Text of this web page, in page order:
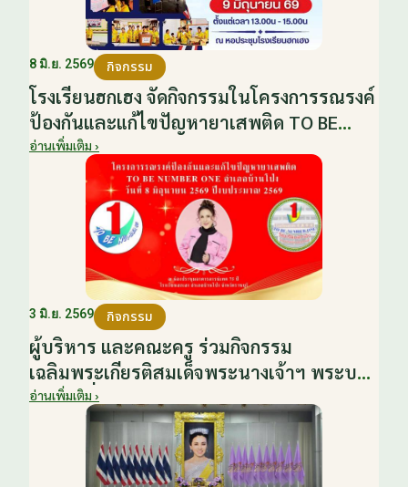
8 มิ.ย. 2569 กิจกรรม
โรงเรียนฮกเฮง จัดกิจกรรมในโครงการรณรงค์
ป้องกันและแก้ไขปัญหายาเสพติด TO BE
NUMBER ONE อำเภอบ้านโป่ง ปีงบประมาณ
2569 ให้กับนักเรียนแกนนำ ในวันที่ 8
มิถุนายน 2569
อ่านเพิ่มเติม ›
3 มิ.ย. 2569 กิจกรรม
ผู้บริหาร และคณะครู ร่วมกิจกรรม
เฉลิมพระเกียรติสมเด็จพระนางเจ้าฯ พระบรม
ราชินี เนื่องในโอกาสวันเฉลิม
พระชนมพรรษา กับหน่วยงานอำเภอเมือง
บ้านโป่ง ณ ศาลาประชาคมริมน้ำ วันที่ 3
มิถุนายน 2569
อ่านเพิ่มเติม ›